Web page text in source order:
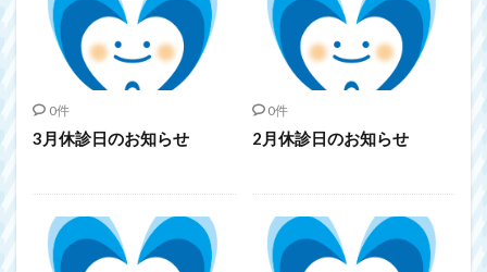
0件
3月休診日のお知らせ
0件
2月休診日のお知らせ